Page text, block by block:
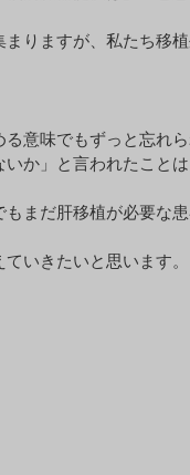
りますが、私たち移
意味でもずっと忘れら
か」と言われたこと
まだ肝移植が必要な
いきたいと思います。